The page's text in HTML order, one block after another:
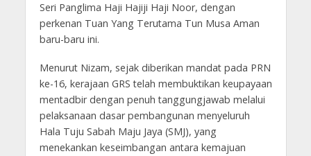
Seri Panglima Haji Hajiji Haji Noor, dengan
perkenan Tuan Yang Terutama Tun Musa Aman
baru-baru ini.
Menurut Nizam, sejak diberikan mandat pada PRN
ke-16, kerajaan GRS telah membuktikan keupayaan
mentadbir dengan penuh tanggungjawab melalui
pelaksanaan dasar pembangunan menyeluruh
Hala Tuju Sabah Maju Jaya (SMJ), yang
menekankan keseimbangan antara kemajuan